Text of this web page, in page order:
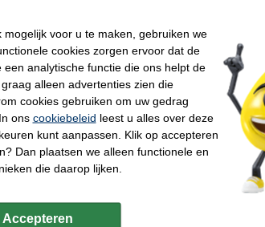
Pennen voor school & studie
Multifunctionele pennen
Balpen navullingen
Baliepennen
alle merken en soorten voor de beste prijs!
Bij 123inkt.be vindt u alle soorten en merken voor
een zeer bijzondere uitvinding. In 1938 vroeg de
om te schrijven. De grote nadelen aan deze pen zijn
moest anders, vond Biró. Hij ontwikkelde een nieuwe
dit kogeltje waardoor er een inktspoor op het papier
manier van schrijven die wij vandaag nog steeds
voor u te maken, gebruiken we
cookies zorgen ervoor dat de
analytische functie die ons helpt de
alleen advertenties zien die
cookies gebruiken om uw gedrag
ons cookiebeleid leest u alles over deze
kunt aanpassen. Klik op accepteren
Dan plaatsen we alleen functionele en
die daarop lijken.
Accepteren